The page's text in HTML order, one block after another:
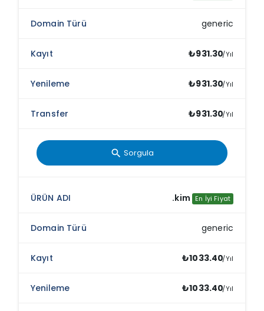
generic
₺931.30/Yıl
₺931.30/Yıl
₺931.30/Yıl
search Sorgula
.kim En İyi Fiyat
generic
₺1033.40/Yıl
₺1033.40/Yıl